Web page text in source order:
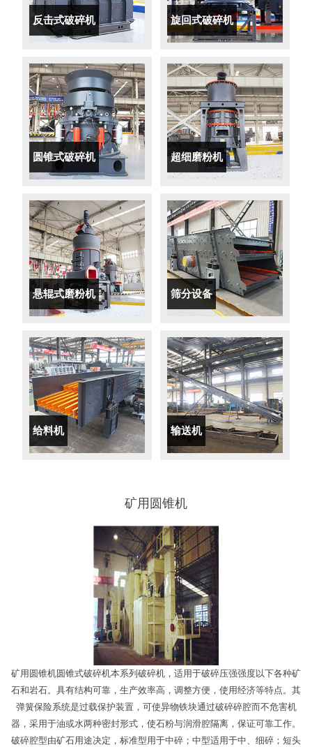
反击式破碎机 旋回式破碎机
圆锥式破碎机 超细磨粉机
悬辊式磨粉机 筛分设备
给料机 输送机
矿用圆锥机
矿用圆锥机圆锥式破碎机本系列破碎机，适用于破碎压强强度以下各种矿
石和岩石。具有结构可靠，生产效率高，调整方便，使用经济等特点。其
弹簧保险系统是过载保护装置，可使异物铁块通过破碎碎腔而不危害机
器，采用于油或水两种密封形式，使石粉与润滑腔隔离，保证可靠工作。
破碎腔型由矿石用途决定，标准型用于中碎；中型适用于中、细碎；短头